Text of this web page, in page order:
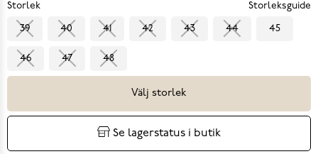
Storlek Storleksguide
39 40 41 42 43 44 45
46 47 48
Välj storlek
Se lagerstatus i butik